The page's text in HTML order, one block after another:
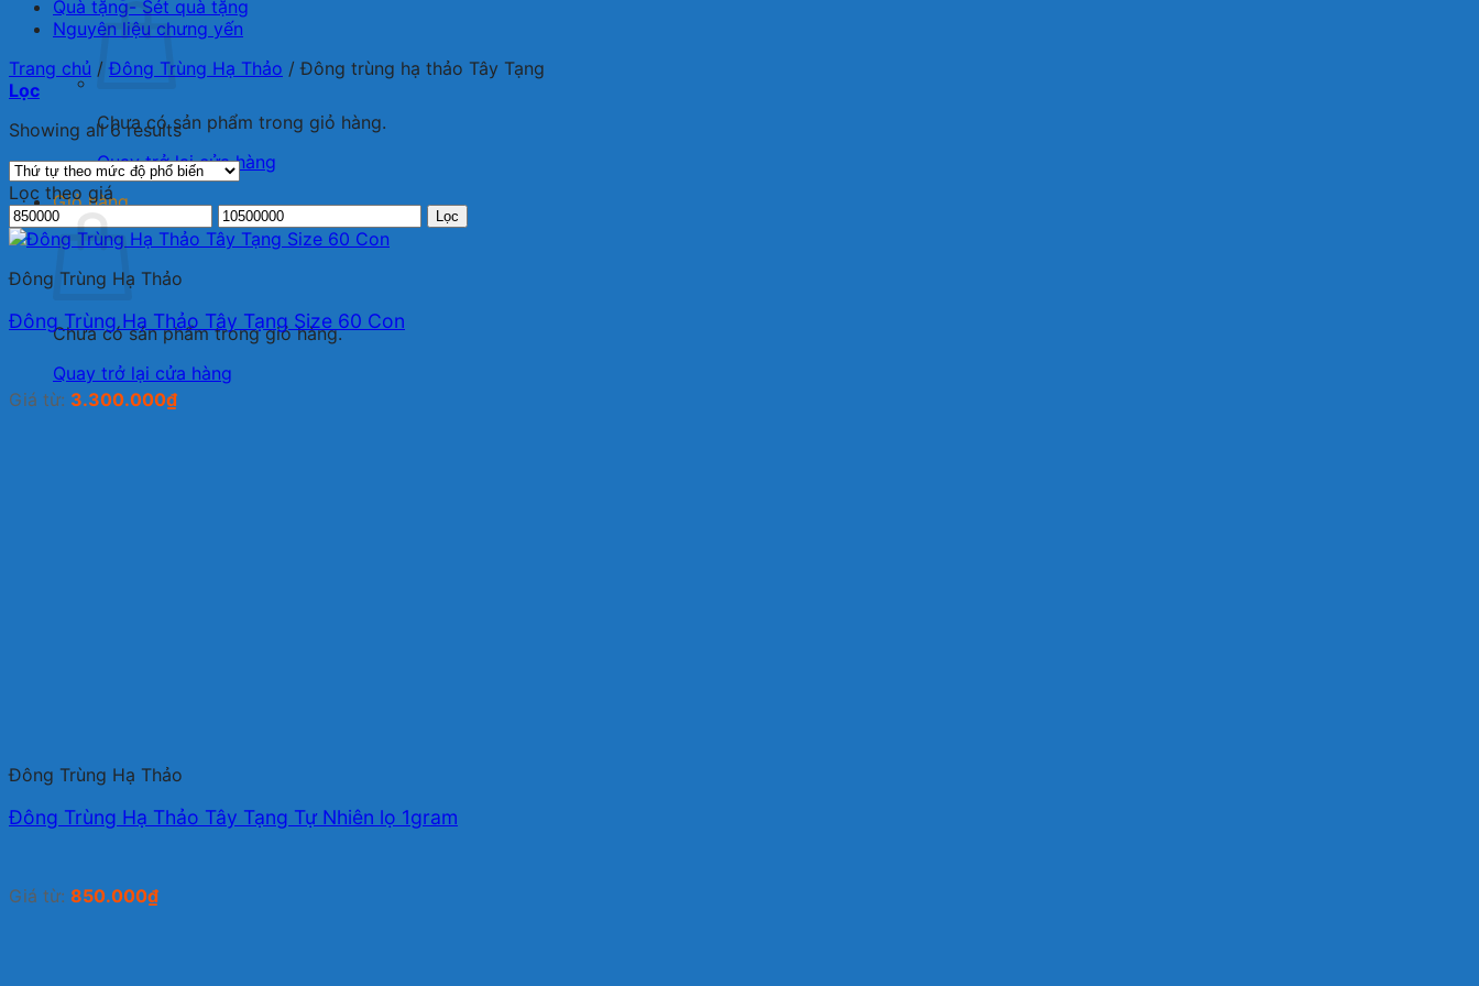
Chưa có sản phẩm trong giỏ hàng.
Quay trở lại cửa hàng
Giỏ hàng
Chưa có sản phẩm trong giỏ hàng.
Quay trở lại cửa hàng
Quà tặng- Sét quà tặng
Nguyên liệu chưng yến
Trang chủ / Đông Trùng Hạ Thảo / Đông trùng hạ thảo Tây Tạng
Lọc
Showing all 6 results
Lọc theo giá
Giá
thấp
Giá
cao
Lọc
Đông Trùng Hạ Thảo
Đông Trùng Hạ Thảo Tây Tạng Size 60 Con
Giá từ: 3.300.000₫
Đông Trùng Hạ Thảo
Đông Trùng Hạ Thảo Tây Tạng Tự Nhiên lọ 1gram
Giá từ: 850.000₫